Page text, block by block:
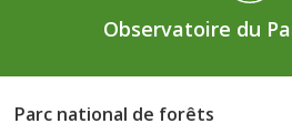
Observatoire du
Parc national de forêts